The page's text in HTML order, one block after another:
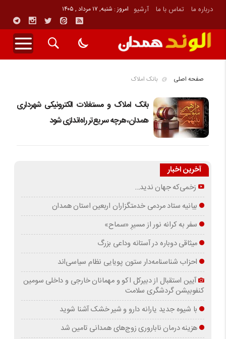
درباره ما تماس با ما آرشیو امروز : شنبه, ۱۷ مرداد , ۱۴۰۵
صفحه اصلی بانک املاک
بانک املاک و مستغلات الکترونیکی شهرداری
همدان، هرچه سریع‌تر راه‌اندازی شود
آخرین اخبار
زخمی‌که جهان ندید…
بیانیه ستاد مردمی خدمتگزاران اربعین استان همدان
سفر به کرانه‌ نور از مسیرِ «سماح»
میثاقی دوباره در آستانه‌ وداعی بزرگ
احزاب شناسنامه‌دار ستون پویایی نظام سیاسی‌اند
آیین استقبال از دبیرکل اکو و مهمانان خارجی و داخلی سومین
کنفوبیشن گردشگری سلامت
با شیوه جدید یارانه دارو و شیر خشک آشنا شوید
هزینه درمان ناباروری زوج‌های همدانی تامین شد